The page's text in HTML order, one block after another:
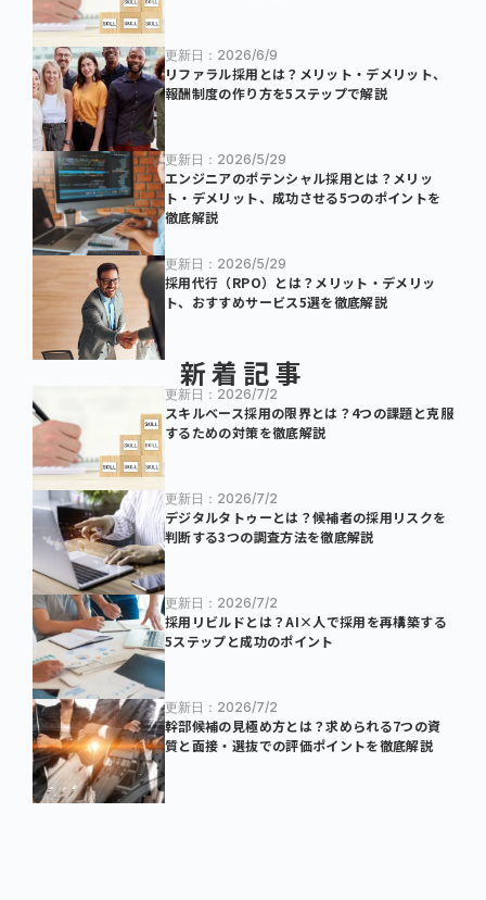
更新日：2026/6/9
リファラル採用とは？メリット・デメリット、
報酬制度の作り方を5ステップで解説
更新日：2026/5/29
エンジニアのポテンシャル採用とは？メリッ
ト・デメリット、成功させる5つのポイントを
徹底解説
更新日：2026/5/29
採用代行（RPO）とは？メリット・デメリッ
ト、おすすめサービス5選を徹底解説
新着記事
更新日：2026/7/2
スキルベース採用の限界とは？4つの課題と克服
するための対策を徹底解説
更新日：2026/7/2
デジタルタトゥーとは？候補者の採用リスクを
判断する3つの調査方法を徹底解説
更新日：2026/7/2
採用リビルドとは？AI×人で採用を再構築する
5ステップと成功のポイント
更新日：2026/7/2
幹部候補の見極め方とは？求められる7つの資
質と面接・選抜での評価ポイントを徹底解説